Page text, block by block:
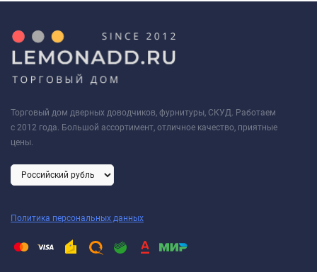
Торговый дом дверных доводчиков, фурнитуры, СКУД. Работаем
с 2012 года. Большой ассортимент, отличное качество, приятные
цены.
Политика персональных данных